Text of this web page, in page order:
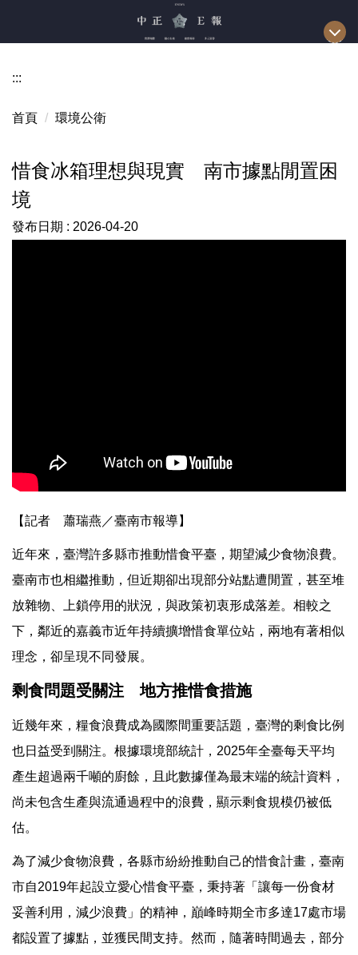
區
:::
首頁 環境公衛
惜食冰箱理想與現實 南市據點閒置困
境
發布日期 : 2026-04-20
【記者 蕭瑞燕／臺南市報導】
近年來，臺灣許多縣市推動惜食平臺，期望減少食物浪費。
臺南市也相繼推動，但近期卻出現部分站點遭閒置，甚至堆
放雜物、上鎖停用的狀況，與政策初衷形成落差。相較之
下，鄰近的嘉義市近年持續擴增惜食單位站，兩地有著相似
理念，卻呈現不同發展。
剩食問題受關注 地方推惜食措施
近幾年來，糧食浪費成為國際間重要話題，臺灣的剩食比例
也日益受到關注。根據環境部統計，2025年全臺每天平均
產生超過兩千噸的廚餘，且此數據僅為最末端的統計資料，
尚未包含生產與流通過程中的浪費，顯示剩食規模仍被低
估。
為了減少食物浪費，各縣市紛紛推動自己的惜食計畫，臺南
市自2019年起設立愛心惜食平臺，秉持著「讓每一份食材
妥善利用，減少浪費」的精神，巔峰時期全市多達17處市場
都設置了據點，並獲民間支持。然而，隨著時間過去，部分